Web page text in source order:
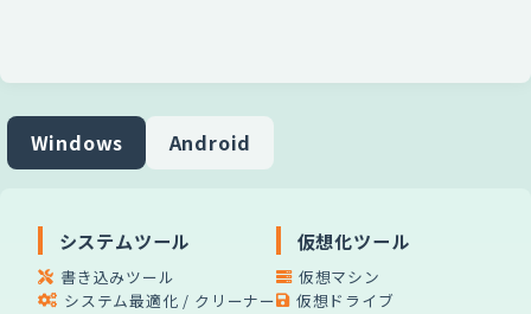
Windows Android
システムツール
書き込みツール
システム最適化 / クリーナー
仮想化ツール
仮想マシン
仮想ドライブ